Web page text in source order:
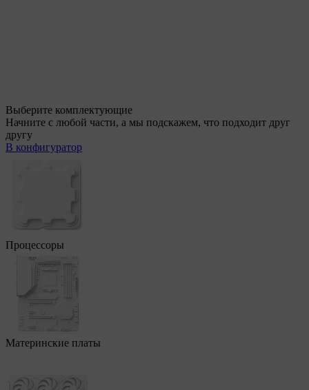
Выберите комплектующие
Начните с любой части, а мы подскажем, что подходит друг
другу
В конфигуратор
Процессоры
Материнские платы